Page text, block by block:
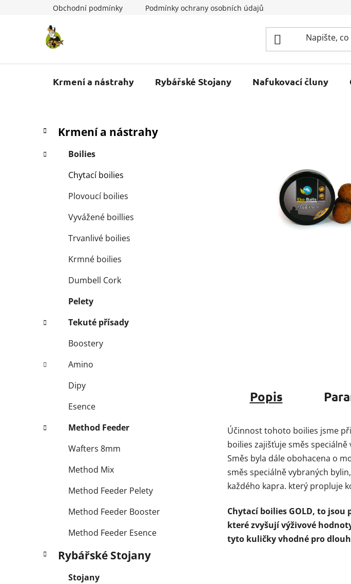
Obchodní podmínky Podmínky ochrany osobních údajů
Krmení a nástrahy Rybářské Stojany Nafukovací čluny
P
s
Přeskočit
kategorie
K
a
e
Krmení a nástrahy
Boilies
Chytací boilies
Plovoucí boilies
Vyvážené boillies
Trvanlivé boilies
Krmné boilies
Dumbell Cork
Pelety
Tekuté přísady
Boostery
Amino
Dipy
Esence
Method Feeder
Wafters 8mm
Method Mix
Method Feeder Pelety
Method Feeder Booster
Method Feeder Esence
Rybářské Stojany
Stojany
Popis
Účinnost tohoto boilies jsme
boilies zajišťuje směs
Směs byla dále obohacena o
směs speciálně vybraných
každého kapra. který propluje
Chytací boilies GOLD, to jsou
které zvyšují výživové
tyto kuličky vhodné pro